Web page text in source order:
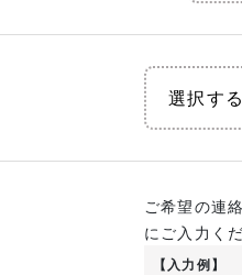
ご希望の連
にご入力くだ
【入力例】